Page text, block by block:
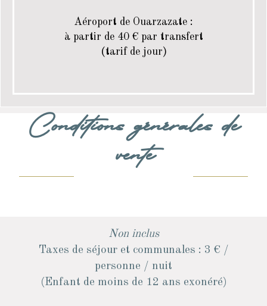
Aéroport de Ouarzazate :
à partir de 40 € par transfert
(tarif de jour)
Conditions générales de
vente
Non inclus
Taxes de séjour et communales : 3 € /
personne / nuit
(Enfant de moins de 12 ans exonéré)